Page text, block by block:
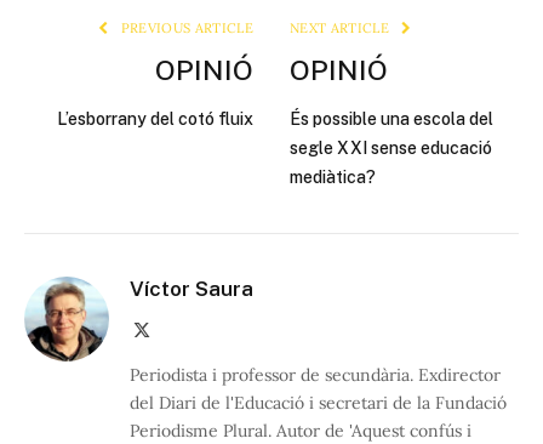
PREVIOUS ARTICLE
OPINIÓ
L’esborrany del cotó fluix
NEXT ARTICLE
OPINIÓ
És possible una escola del
segle XXI sense educació
mediàtica?
Víctor Saura
Periodista i professor de secundària. Exdirector
del Diari de l'Educació i secretari de la Fundació
Periodisme Plural. Autor de 'Aquest confús i